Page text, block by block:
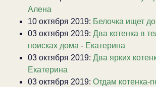
Алена
10 октября 2019: Белочка ищет
03 октября 2019: Два котенка в
поисках дома - Екатерина
03 октября 2019: Два ярких
Екатерина
03 октября 2019: Отдам котенка-